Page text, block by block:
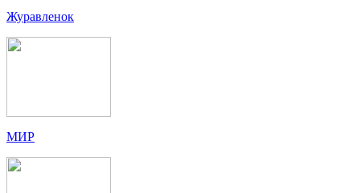
Журавленок
МИР